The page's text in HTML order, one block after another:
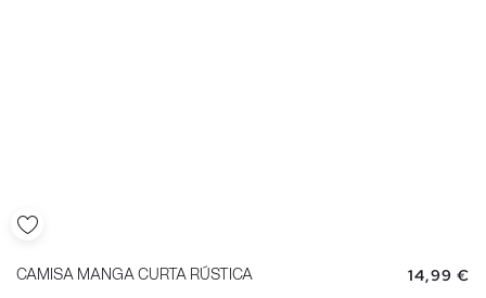
CAMISA MANGA CURTA RÚSTICA 14,99 €